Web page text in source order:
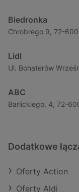
Biedronka
Chrobrego 9, 72-
Lidl
Ul. Bohaterów
ABC
Barlickiego, 4, 72-
Dodatkowe
Oferty Action
Oferty Aldi